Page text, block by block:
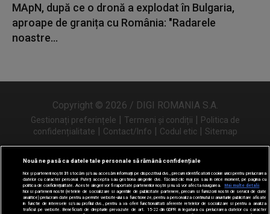
MApN, după ce o dronă a explodat în Bulgaria,
aproape de granița cu România: "Radarele
noastre...
Copyright © 2026 / DIGI ROMANIA S.A.
Gestionați preferințele | Termeni și condiții | Politica de
confidențialitate | Contact/Info | Codul etic | Sitemap
Urmărește-ne și pe
Nouă ne pasă ca datele tale personale să rămână confidențiale
Noi și partenerii noștri31 stocăm și/sau accesăm informații pe dispozitivul dvs., precum identificatorii cookie unici pentru prelucrarea
datelor cu caracter personal. Puteți accepta sau gestiona alegerile dvs. făcând clic mai jos sau în orice moment, pe pagina cu
politica de confidențialitate. Aceste alegeri vor fi raportate partenerilor noștri și nu vă vor afecta navigarea.
Mai multe detalii
Noi si partenerii nostri (retelele de socializare si agentiile de publicitate partenere, precum si furnizorii nostri de servicii de date
analitice) prelucram date pentru a permite website-ului sa functioneze, pentru a personaliza continutul si anunturile publicitare afisate
in functie de interesele si/sau profilul dvs., pentru a va oferi functionalitati aferente retelelor de socializare si pentru a analiza
traficul pe website. Beneficiati de drepturile prevazute de art. 15-22 din GDPR in legatura cu prelucrarea datelor cu caracter